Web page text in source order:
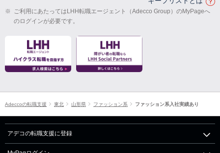
※ ご利用にあたってはLHH転職エージェント（Adecco Group）のMyPageへ
のログインが必要です。
Adeccoの転職支援 東北 山形県 ファッション系 ファッション系入社実績あり
アデコの転職支援に登録